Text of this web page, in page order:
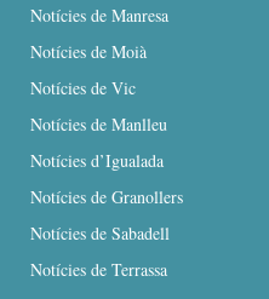
Notícies de Manresa
Notícies de Moià
Notícies de Vic
Notícies de Manlleu
Notícies d’Igualada
Notícies de Granollers
Notícies de Sabadell
Notícies de Terrassa